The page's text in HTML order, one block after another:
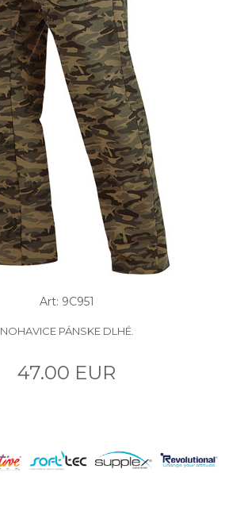
Art: 9C951
NOHAVICE PÁNSKE DLHÉ.
47.00 EUR